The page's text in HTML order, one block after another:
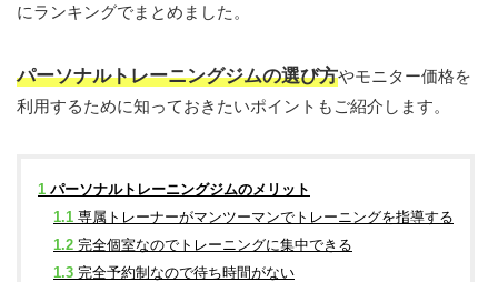
にランキングでまとめました。
パーソナルトレーニングジムの選び方やモニター価格を
利用するために知っておきたいポイントもご紹介します。
1 パーソナルトレーニングジムのメリット
1.1 専属トレーナーがマンツーマンでトレーニングを指導する
1.2 完全個室なのでトレーニングに集中できる
1.3 完全予約制なので待ち時間がない